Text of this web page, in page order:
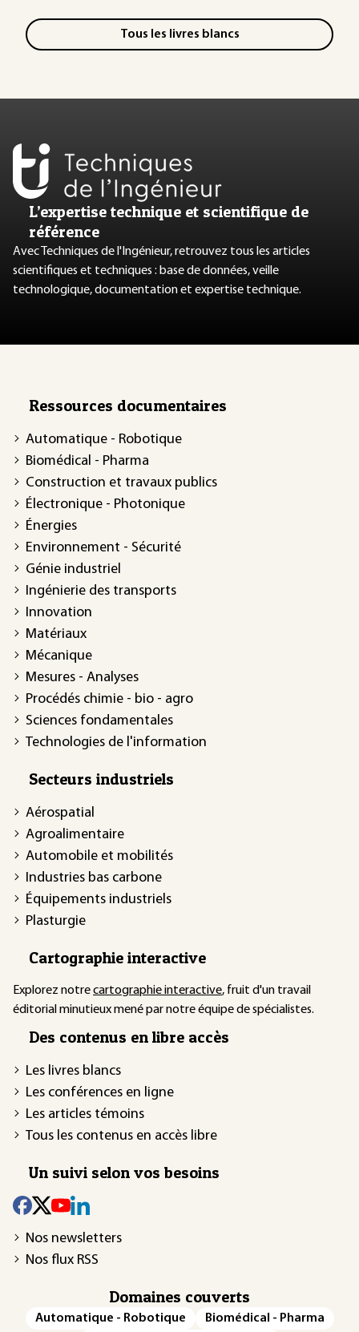
Tous les livres blancs
L’expertise technique et scientifique de
référence
Avec Techniques de l'Ingénieur, retrouvez tous les articles
scientifiques et techniques : base de données, veille
technologique, documentation et expertise technique.
Ressources documentaires
Automatique - Robotique
Biomédical - Pharma
Construction et travaux publics
Électronique - Photonique
Énergies
Environnement - Sécurité
Génie industriel
Ingénierie des transports
Innovation
Matériaux
Mécanique
Mesures - Analyses
Procédés chimie - bio - agro
Sciences fondamentales
Technologies de l'information
Secteurs industriels
Aérospatial
Agroalimentaire
Automobile et mobilités
Industries bas carbone
Équipements industriels
Plasturgie
Cartographie interactive
Explorez notrecartographie interactive, fruit d'un travail
éditorial minutieux mené par notre équipe de spécialistes.
Des contenus en libre accès
Les livres blancs
Les conférences en ligne
Les articles témoins
Tous les contenus en accès libre
Un suivi selon vos besoins
Nos newsletters
Nos flux RSS
Domaines couverts
Automatique - Robotique
Biomédical - Pharma